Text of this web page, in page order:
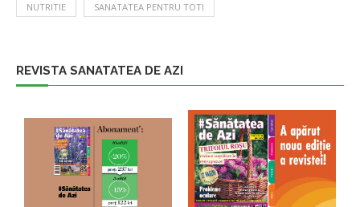
NUTRITIE SANATATEA PENTRU TOTI
REVISTA SANATATEA DE AZI